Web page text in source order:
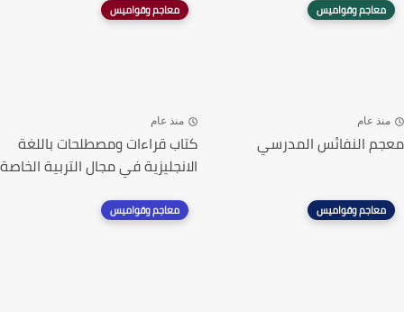
معاجم وقواميس
منذ عام
معجم النفائس المدرسي
معاجم وقواميس
منذ عام
كتاب قراءات ومصطلحات باللغة
الانجليزية في مجال التربية الخاصة
معاجم وقواميس معاجم وقواميس